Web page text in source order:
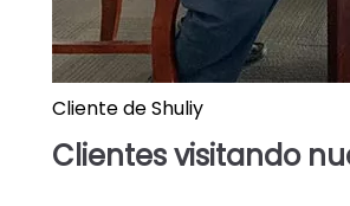
Cliente de Shuliy
Clientes visitando